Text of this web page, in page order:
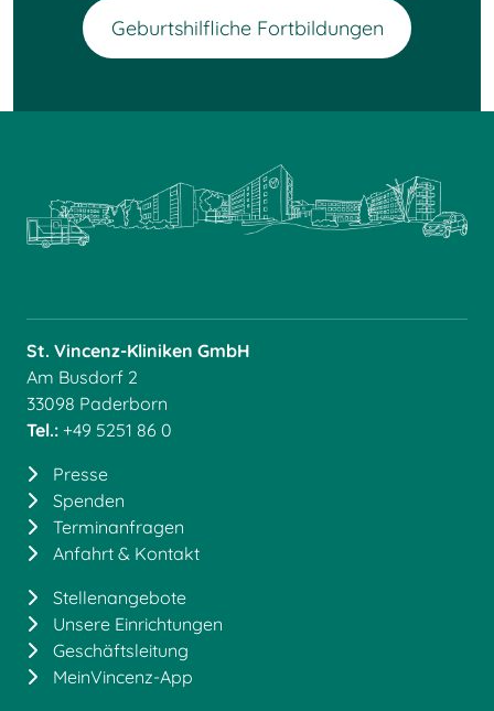
Geburtshilfliche Fortbildungen
St. Vincenz-Kliniken GmbH
Am Busdorf 2
33098 Paderborn
Tel.: +49 5251 86 0
Presse
Spenden
Terminanfragen
Anfahrt & Kontakt
Stellenangebote
Unsere Einrichtungen
Geschäftsleitung
MeinVincenz-App